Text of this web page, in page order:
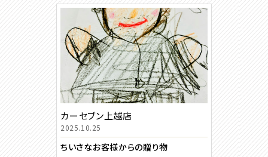
カーセブン上越店
2025.10.25
ちいさなお客様からの贈り物